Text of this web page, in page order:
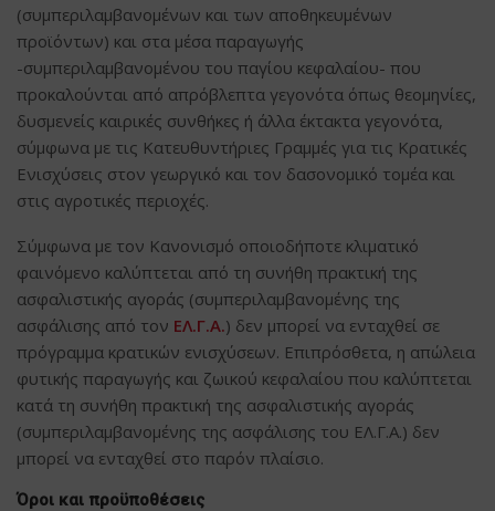
(συμπεριλαμβανομένων και των αποθηκευμένων
προϊόντων) και στα μέσα παραγωγής
-συμπεριλαμβανομένου του παγίου κεφαλαίου- που
προκαλούνται από απρόβλεπτα γεγονότα όπως θεομηνίες,
δυσμενείς καιρικές συνθήκες ή άλλα έκτακτα γεγονότα,
σύμφωνα με τις Κατευθυντήριες Γραμμές για τις Κρατικές
Ενισχύσεις στον γεωργικό και τον δασονομικό τομέα και
στις αγροτικές περιοχές.
Σύμφωνα με τον Κανονισμό οποιοδήποτε κλιματικό
φαινόμενο καλύπτεται από τη συνήθη πρακτική της
ασφαλιστικής αγοράς (συμπεριλαμβανομένης της
ασφάλισης από τον ΕΛ.Γ.Α.) δεν μπορεί να ενταχθεί σε
πρόγραμμα κρατικών ενισχύσεων. Επιπρόσθετα, η απώλεια
φυτικής παραγωγής και ζωικού κεφαλαίου που καλύπτεται
κατά τη συνήθη πρακτική της ασφαλιστικής αγοράς
(συμπεριλαμβανομένης της ασφάλισης του ΕΛ.Γ.Α.) δεν
μπορεί να ενταχθεί στο παρόν πλαίσιο.
Όροι και προϋποθέσεις